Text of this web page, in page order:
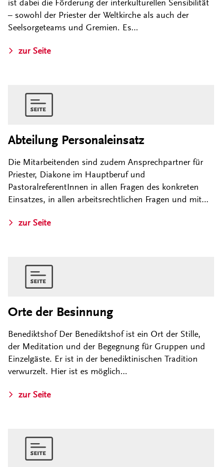
ist dabei die Förderung der interkulturellen Sensibilität
– sowohl der Priester der Weltkirche als auch der
Seelsorgeteams und Gremien. Es…
zur Seite
Abteilung Personaleinsatz
Die Mitarbeitenden sind zudem Ansprechpartner für
Priester, Diakone im Hauptberuf und
PastoralreferentInnen in allen Fragen des konkreten
Einsatzes, in allen arbeitsrechtlichen Fragen und mit…
zur Seite
Orte der Besinnung
Benediktshof Der Benediktshof ist ein Ort der Stille,
der Meditation und der Begegnung für Gruppen und
Einzelgäste. Er ist in der benediktinischen Tradition
verwurzelt. Hier ist es möglich…
zur Seite